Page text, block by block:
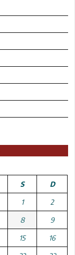
S D
1 2
8 9
15 16